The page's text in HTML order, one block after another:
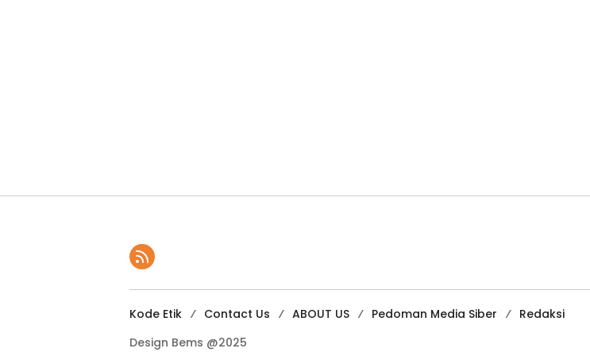
Kode Etik Contact Us ABOUT US Pedoman Media Siber
Redaksi
Design Bems @2025